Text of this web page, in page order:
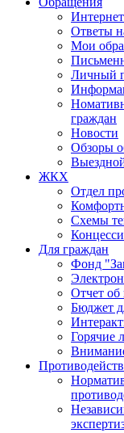
Ответы
Мои
Личный
граждан
Новости
Обзоры
ЖКХ
Отдел
Схемы
Для граждан
Фонд
Отчет
Бюджет
Горячие